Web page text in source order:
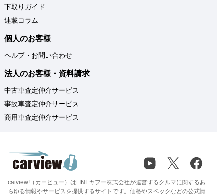
下取りガイド
連載コラム
個人のお客様
ヘルプ・お問い合わせ
法人のお客様・資料請求
中古車査定仲介サービス
事故車査定仲介サービス
商用車査定仲介サービス
carview!（カービュー）はLINEヤフー株式会社が運営するクルマに関するあ
らゆる情報やサービスを提供するサイトです。価格やスペックなどの公式情